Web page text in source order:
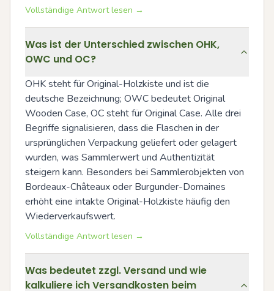
Vollständige Antwort lesen →
Was ist der Unterschied zwischen OHK,
OWC und OC?
OHK steht für Original-Holzkiste und ist die
deutsche Bezeichnung; OWC bedeutet Original
Wooden Case, OC steht für Original Case. Alle drei
Begriffe signalisieren, dass die Flaschen in der
ursprünglichen Verpackung geliefert oder gelagert
wurden, was Sammlerwert und Authentizität
steigern kann. Besonders bei Sammlerobjekten von
Bordeaux-Châteaux oder Burgunder-Domaines
erhöht eine intakte Original-Holzkiste häufig den
Wiederverkaufswert.
Vollständige Antwort lesen →
Was bedeutet zzgl. Versand und wie
kalkuliere ich Versandkosten beim